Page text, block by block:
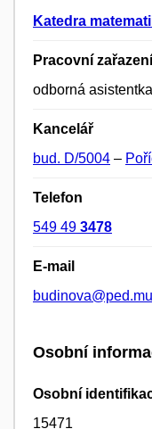
Katedra
Pracovní zařazení
odborná asistentka
Kancelář
bud. D/5004 –
Telefon
549 49 3478
E-mail
Osobní
Osobní
15471